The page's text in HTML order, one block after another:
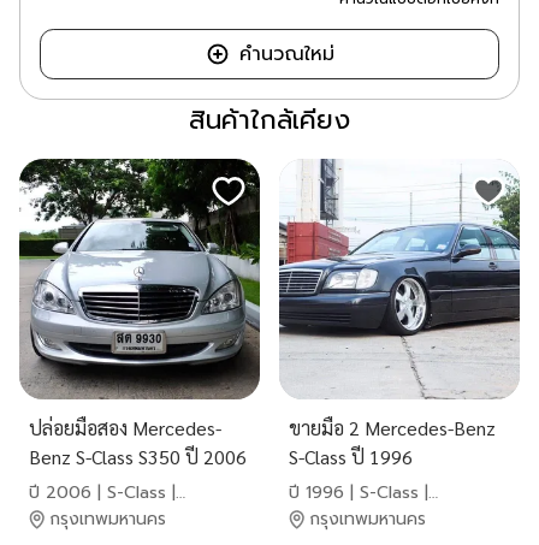
คำนวณใหม่
สินค้าใกล้เคียง
ปล่อยมือสอง Mercedes-
Benz S-Class S350 ปี 2006
ปี 2006 | S-Class |
Mercedes-Benz
กรุงเทพมหานคร
ขายมือ 2 Mercedes-Benz
S-Class ปี 1996
ปี 1996 | S-Class |
Mercedes-Benz
กรุงเทพมหานคร